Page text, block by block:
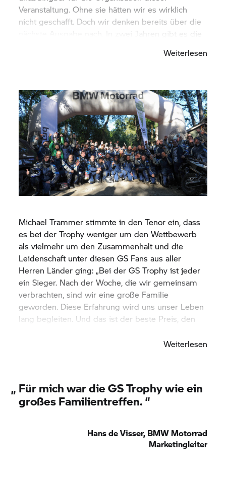
Veranstaltung. Ohne sie hätten wir es wirklich
nicht geschafft. Doch wir denken bereits über die
nächste Ausgabe nach. In zwei Jahren gibt es die
dieser außergewöhnlichen Jungs dann wieder...“
Weiterlesen
Michael Trammer stimmte in den Tenor ein, dass
es bei der Trophy weniger um den Wettbewerb
als vielmehr um den Zusammenhalt und die
Leidenschaft unter diesen GS Fans aus aller
Herren Länder ging: „Bei derGS Trophy ist jeder
ein Sieger. Nach der Woche, die wir gemeinsam
verbrachten, sind wir eine große Familie
geworden. Diese Erfahrung wird uns unser Leben
lang begleiten. Und das ist der beste Preis, den
Weiterlesen
„ Für mich war dieGS Trophywie ein
großes Familientreffen. “
Hans de Visser, BMW Motorrad
Marketingleiter